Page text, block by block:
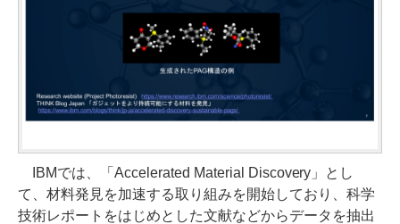
IBMでは、「Accelerated Material Discovery」とし
て、材料発見を加速する取り組みを開始しており、科学
技術レポートをはじめとした文献などからデータを抽出